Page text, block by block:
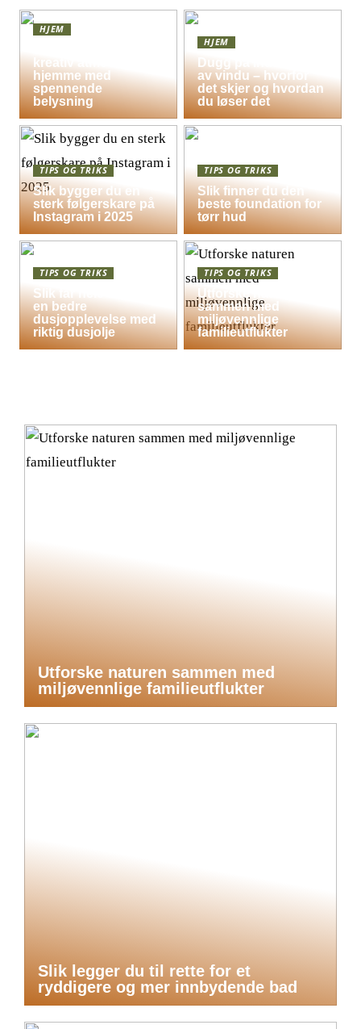
HJEM
kreativ atmosfære
hjemme med
spennende
belysning
HJEM
Dugg på indersiden
av vindu – hvorfor
det skjer og hvordan
du løser det
TIPS OG TRIKS
Slik bygger du en
sterk følgerskare på
Instagram i 2025
TIPS OG TRIKS
Slik finner du den
beste foundation for
tørr hud
TIPS OG TRIKS
Slik får hele familien
en bedre
dusjopplevelse med
riktig dusjolje
TIPS OG TRIKS
Utforske naturen
sammen med
miljøvennlige
familieutflukter
Utforske naturen sammen med
miljøvennlige familieutflukter
Slik legger du til rette for et
ryddigere og mer innbydende bad